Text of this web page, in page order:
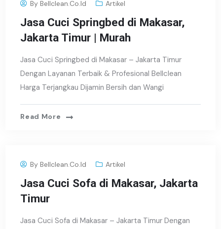
ByBellclean.co.id Artikel
Jasa Cuci Springbed di Makasar,
Jakarta Timur | Murah
Jasa Cuci Springbed di Makasar – Jakarta Timur
Dengan Layanan Terbaik & Profesional Bellclean
Harga Terjangkau Dijamin Bersih dan Wangi
Read More
ByBellclean.co.id Artikel
Jasa Cuci Sofa di Makasar, Jakarta
Timur
Jasa Cuci Sofa di Makasar – Jakarta Timur Dengan